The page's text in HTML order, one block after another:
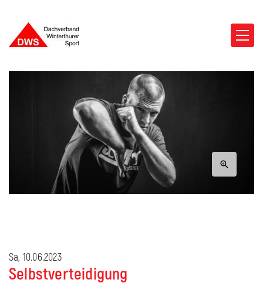
Sa, 10.06.2023
Selbstverteidigung